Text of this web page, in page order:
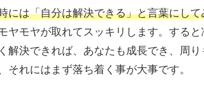
には「自分は解決できる」と言葉にし
ヤモヤが取れてスッキリします。する
解決できれば、あなたも成長でき、周
それにはまず落ち着く事が大事です。